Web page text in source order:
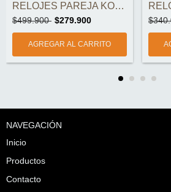
RELOJES PAREJA KOSMO K884S ORIGINALES
$499.900 $279.900
NAVEGACIÓN
Inicio
Productos
Contacto